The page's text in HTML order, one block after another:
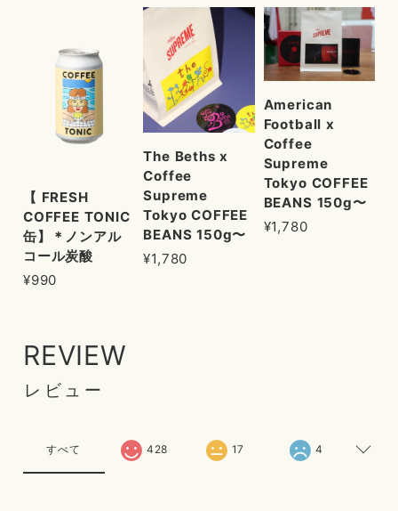
【 FRESH
COFFEE TONIC
缶】＊ノンアル
コール炭酸
¥990
The Beths x
Coffee
Supreme
Tokyo COFFEE
BEANS 150g〜
¥1,780
American
Football x
Coffee
Supreme
Tokyo COFFEE
BEANS 150g〜
¥1,780
REVIEW
レビュー
すべて 428 17 4